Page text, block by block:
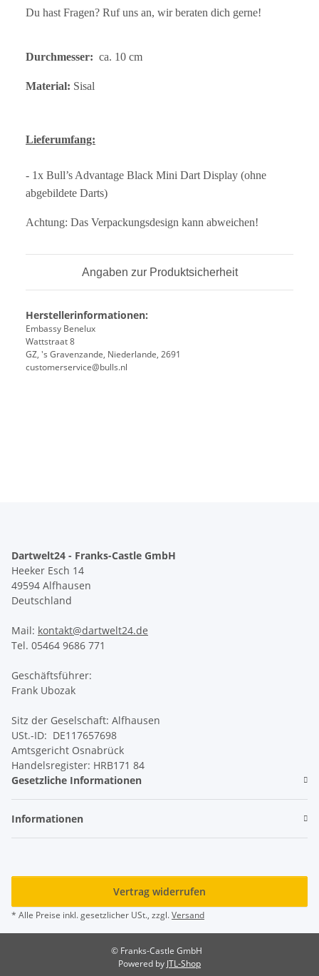
Du hast Fragen? Ruf uns an, wir beraten dich gerne!
Durchmesser: ca. 10 cm
Material: Sisal
Lieferumfang:
- 1x Bull’s Advantage Black Mini Dart Display (ohne
abgebildete Darts)
Achtung: Das Verpackungsdesign kann abweichen!
Angaben zur Produktsicherheit
Herstellerinformationen:
Embassy Benelux
Wattstraat 8
GZ, 's Gravenzande, Niederlande, 2691
customerservice@bulls.nl
Dartwelt24 - Franks-Castle GmbH
Heeker Esch 14
49594 Alfhausen
Deutschland
Mail: kontakt@dartwelt24.de
Tel. 05464 9686 771
Geschäftsführer:
Frank Ubozak
Sitz der Geselschaft: Alfhausen
USt.-ID: DE117657698
Amtsgericht Osnabrück
Handelsregister: HRB171 84
Gesetzliche Informationen
Informationen
Vertrag widerrufen
* Alle Preise inkl. gesetzlicher USt., zzgl.Versand
© Franks-Castle GmbH
Powered by JTL-Shop